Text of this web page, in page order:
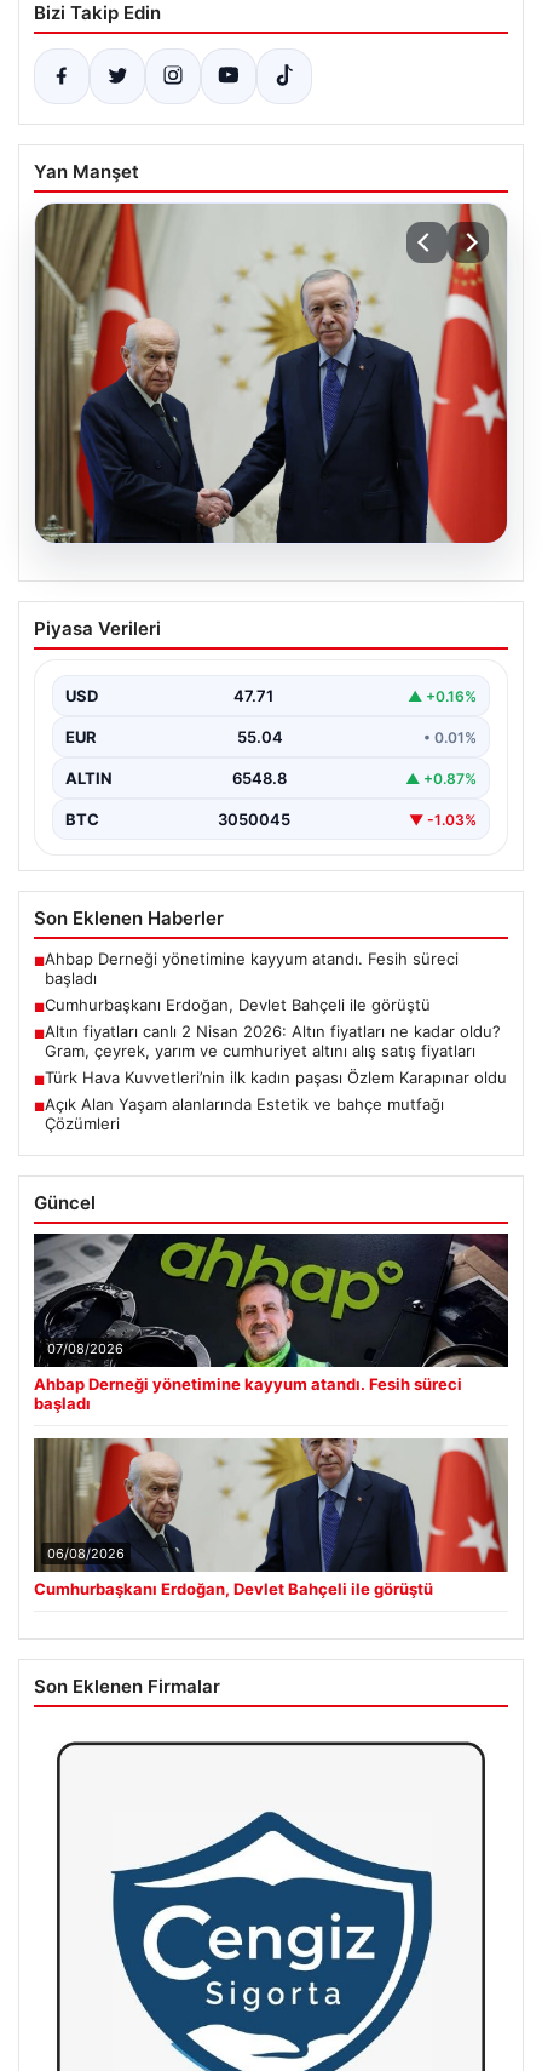
Bizi Takip Edin
Yan Manşet
06.08.2026
Cumhurbaşkanı Erdoğan, Devlet
Bahçeli ile görüştü
Piyasa Verileri
USD 47.71 ▲ +0.16%
EUR 55.04 • 0.01%
ALTIN 6548.8 ▲ +0.87%
BTC 3050045 ▼ -1.03%
Son Eklenen Haberler
■Ahbap Derneği yönetimine kayyum atandı. Fesih süreci
başladı
■Cumhurbaşkanı Erdoğan, Devlet Bahçeli ile görüştü
■Altın fiyatları canlı 2 Nisan 2026: Altın fiyatları ne kadar oldu?
Gram, çeyrek, yarım ve cumhuriyet altını alış satış fiyatları
■Türk Hava Kuvvetleri’nin ilk kadın paşası Özlem Karapınar oldu
■Açık Alan Yaşam alanlarında Estetik ve bahçe mutfağı
Çözümleri
Güncel
07/08/2026
Ahbap Derneği yönetimine kayyum atandı. Fesih süreci
başladı
06/08/2026
Cumhurbaşkanı Erdoğan, Devlet Bahçeli ile görüştü
Son Eklenen Firmalar